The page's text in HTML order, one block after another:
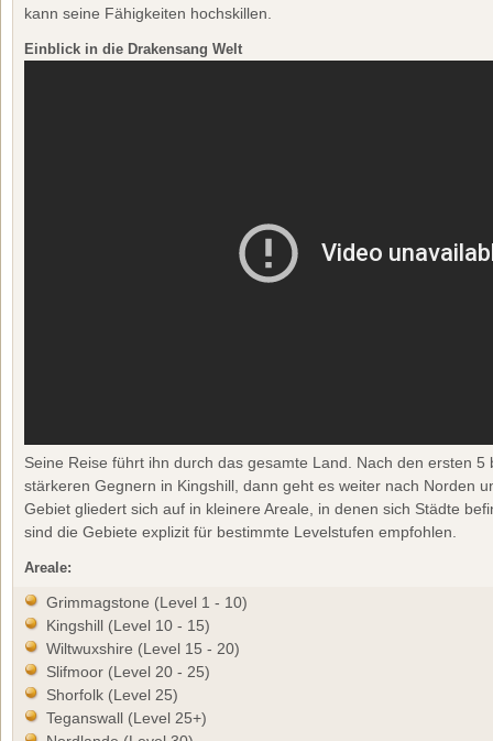
kann seine Fähigkeiten hochskillen.
Einblick in die Drakensang Welt
Seine Reise führt ihn durch das gesamte Land. Nach den ersten 5
stärkeren Gegnern in Kingshill, dann geht es weiter nach Norden
Gebiet gliedert sich auf in kleinere Areale, in denen sich Städte
sind die Gebiete explizit für bestimmte Levelstufen empfohlen.
Areale:
Grimmagstone (Level 1 - 10)
Kingshill (Level 10 - 15)
Wiltwuxshire (Level 15 - 20)
Slifmoor (Level 20 - 25)
Shorfolk (Level 25)
Teganswall (Level 25+)